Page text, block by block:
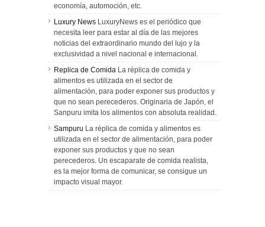
economía, automoción, etc.
Luxury News LuxuryNews es el periódico que
necesita leer para estar al día de las mejores
noticias del extraordinario mundo del lujo y la
exclusividad a nivel nacional e internacional.
Replica de Comida La réplica de comida y
alimentos es utilizada en el sector de
alimentación, para poder exponer sus productos y
que no sean perecederos. Originaria de Japón, el
Sanpuru imita los alimentos con absoluta realidad.
Sampuru La réplica de comida y alimentos es
utilizada en el sector de alimentación, para poder
exponer sus productos y que no sean
perecederos. Un escaparate de comida realista,
es la mejor forma de comunicar, se consigue un
impacto visual mayor.